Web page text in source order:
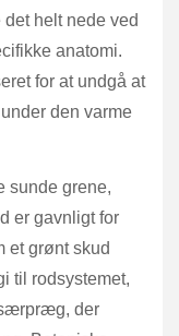
helt nede ved
anatomi.
for at undgå at
den varme
sunde grene,
er gavnligt for
et grønt skud
til rodsystemet,
der